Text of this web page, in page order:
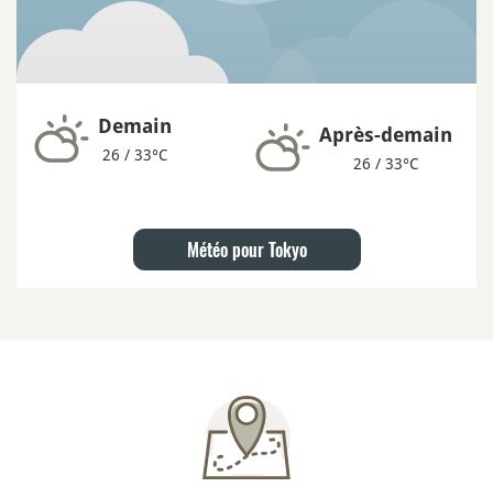
Demain
26 / 33°C
Après-demain
26 / 33°C
Météo pour Tokyo